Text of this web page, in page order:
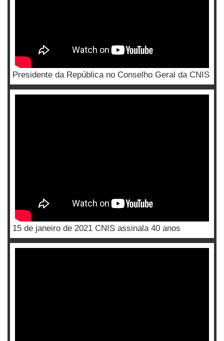
Presidente da República no Conselho Geral da CNIS
15 de janeiro de 2021 CNIS assinala 40 anos